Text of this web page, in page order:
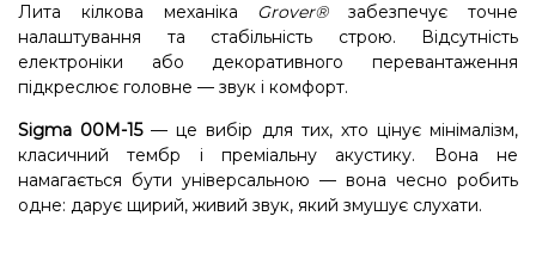
Лита кілкова механіка Grover®забезпечує точне
налаштування та стабільність строю. Відсутність
електроніки або декоративного перевантаження
підкреслює головне — звук і комфорт.
Sigma 00M-15— це вибір для тих, хто цінує мінімалізм,
класичний тембр і преміальну акустику. Вона не
намагається бути універсальною — вона чесно робить
одне: дарує щирий, живий звук, який змушує слухати.